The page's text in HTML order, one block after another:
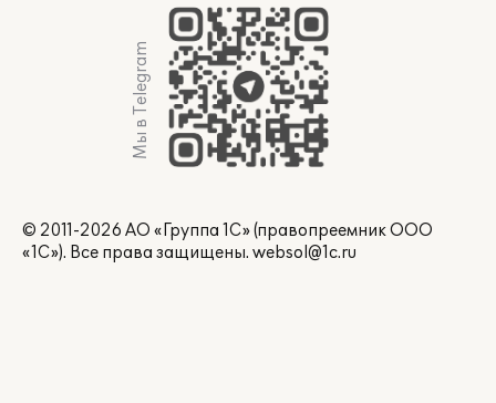
Мы в Telegram
© 2011-2026 АО «Группа 1С» (правопреемник ООО
«1С»). Все права защищены. websol@1c.ru